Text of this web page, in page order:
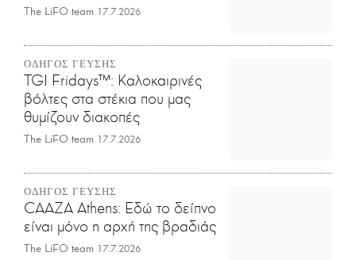
The LiFO team 17.7.2026
ΟΔΗΓΟΣ ΓΕΥΣΗΣ
TGI Fridays™: Kαλοκαιρινές
βόλτες στα στέκια που μας
θυμίζουν διακοπές
The LiFO team 17.7.2026
ΟΔΗΓΟΣ ΓΕΥΣΗΣ
CAAZA Athens: Εδώ το δείπνο
είναι μόνο η αρχή της βραδιάς
The LiFO team 17.7.2026